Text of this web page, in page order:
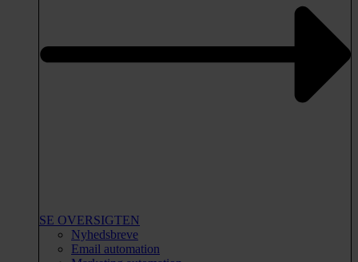
SE OVERSIGTEN
Nyhedsbreve
Email automation